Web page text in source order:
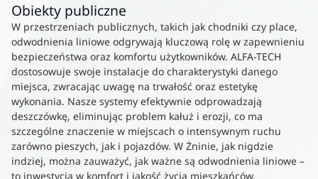
Obiekty publiczne
W przestrzeniach publicznych, takich jak chodniki czy place,
odwodnienia liniowe odgrywają kluczową rolę w zapewnieniu
bezpieczeństwa oraz komfortu użytkowników. ALFA-TECH
dostosowuje swoje instalacje do charakterystyki danego
miejsca, zwracając uwagę na trwałość oraz estetykę
wykonania. Nasze systemy efektywnie odprowadzają
deszczówkę, eliminując problem kałuż i erozji, co ma
szczególne znaczenie w miejscach o intensywnym ruchu
zarówno pieszych, jak i pojazdów. W Żninie, jak nigdzie
indziej, można zauważyć, jak ważne są odwodnienia liniowe –
to inwestycja w komfort i jakość życia mieszkańców.